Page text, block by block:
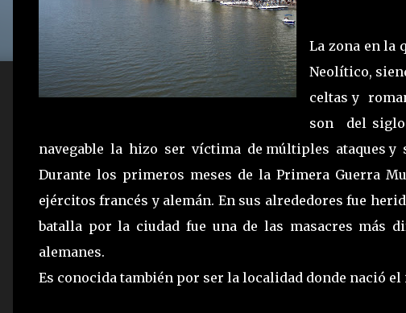
La zona en la
Neolítico,
celtas y
son del
navegable la hizo ser víctima de múltiples ataques y
Durante los primeros meses de la Primera Guerra
ejércitos francés y alemán. En sus alrededores fue
batalla por la ciudad fue una de las masacres más
alemanes.
Es conocida también por ser la localidad donde nació